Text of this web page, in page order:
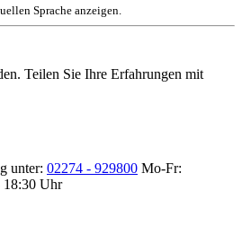
Sprache anzeigen.
Teilen Sie Ihre Erfahrungen mit
unter: 02274 - 929800 Mo-Fr:
18:30 Uhr